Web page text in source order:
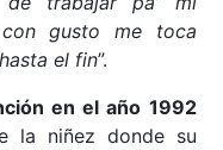
gusto me toca
el fin”.
en el año 1992
la niñez donde su